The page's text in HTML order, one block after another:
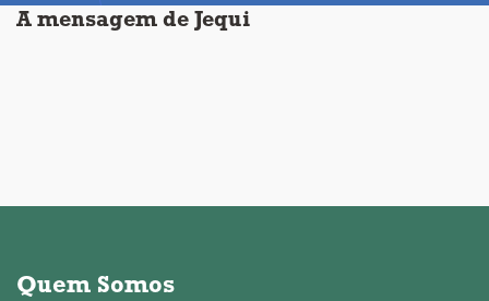
A mensagem de Jequi
Quem Somos